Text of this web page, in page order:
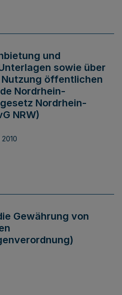
und
sowie über
öffentlichen
Nordrhein-
Nordrhein-
NRW)
2010
Gewährung von